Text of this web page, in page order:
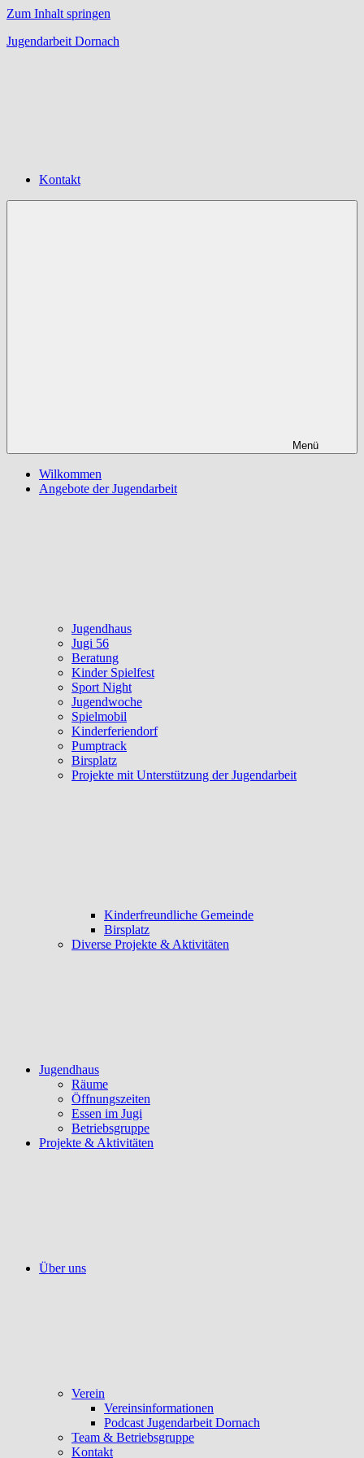
Zum Inhalt springen
Jugendarbeit Dornach
Kontakt
Menü
Wilkommen
Angebote der Jugendarbeit
Jugendhaus
Jugi 56
Beratung
Kinder Spielfest
Sport Night
Jugendwoche
Spielmobil
Kinderferiendorf
Pumptrack
Birsplatz
Projekte mit Unterstützung der Jugendarbeit
Kinderfreundliche Gemeinde
Birsplatz
Diverse Projekte & Aktivitäten
Jugendhaus
Räume
Öffnungszeiten
Essen im Jugi
Betriebsgruppe
Projekte & Aktivitäten
Über uns
Verein
Vereinsinformationen
Podcast Jugendarbeit Dornach
Team & Betriebsgruppe
Kontakt